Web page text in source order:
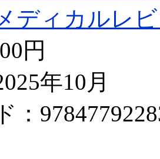
ディカルレ
円
年10月
：